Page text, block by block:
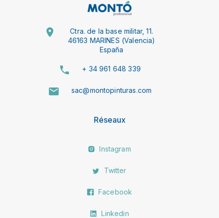
Ctra. de la base militar, 11.
46163 MARINES (Valencia)
España
+ 34 961 648 339
sac@montopinturas.com
Réseaux
Instagram
Twitter
Facebook
Linkedin